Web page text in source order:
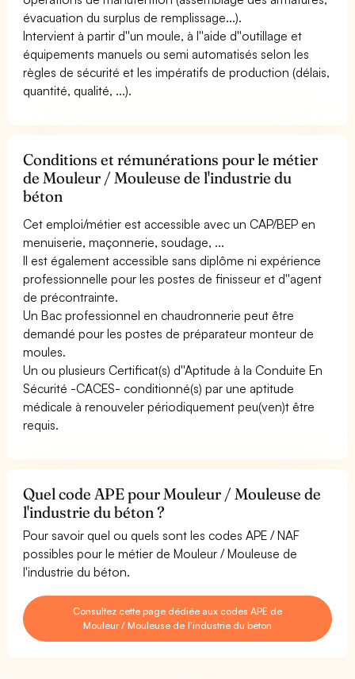
évacuation du surplus de remplissage...).
Intervient à partir d''un moule, à l''aide d''outillage et
équipements manuels ou semi automatisés selon les
règles de sécurité et les impératifs de production (délais,
quantité, qualité, ...).
Conditions et rémunérations pour le métier
de Mouleur / Mouleuse de l'industrie du
béton
Cet emploi/métier est accessible avec un CAP/BEP en
menuiserie, maçonnerie, soudage, ...
Il est également accessible sans diplôme ni expérience
professionnelle pour les postes de finisseur et d''agent
de précontrainte.
Un Bac professionnel en chaudronnerie peut être
demandé pour les postes de préparateur monteur de
moules.
Un ou plusieurs Certificat(s) d''Aptitude à la Conduite En
Sécurité -CACES- conditionné(s) par une aptitude
médicale à renouveler périodiquement peu(ven)t être
requis.
Quel code APE pour Mouleur / Mouleuse de
l'industrie du béton ?
Pour savoir quel ou quels sont les codes APE / NAF
possibles pour le métier de Mouleur / Mouleuse de
l'industrie du béton.
Consultez cette page dédiée aux codes APE de
Mouleur / Mouleuse de l'industrie du béton